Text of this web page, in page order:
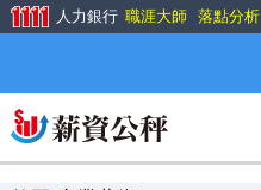
人力銀行 職涯大師 落點分析